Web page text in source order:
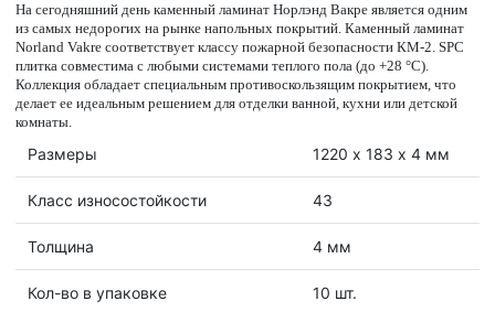
На сегодняшний день каменный ламинат Норлэнд Вакре является одним
из самых недорогих на рынке напольных покрытий. Каменный ламинат
Norland Vakre соответствует классу пожарной безопасности КМ-2. SPC
плитка совместима с любыми системами теплого пола (до +28 °C).
Коллекция обладает специальным противоскользящим покрытием, что
делает ее идеальным решением для отделки ванной, кухни или детской
комнаты.
Размеры 1220 х 183 х 4 мм
Класс износостойкости 43
Толщина 4 мм
Кол-во в упаковке 10 шт.